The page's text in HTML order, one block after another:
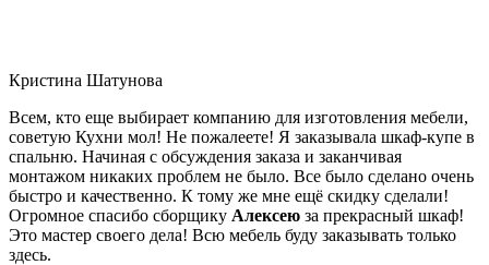
Кристина Шатунова
Всем, кто еще выбирает компанию для изготовления мебели,
советую Кухни мол! Не пожалеете! Я заказывала шкаф-купе в
спальню. Начиная с обсуждения заказа и заканчивая
монтажом никаких проблем не было. Все было сделано очень
быстро и качественно. К тому же мне ещё скидку сделали!
Огромное спасибо сборщику Алексею за прекрасный шкаф!
Это мастер своего дела! Всю мебель буду заказывать только
здесь.